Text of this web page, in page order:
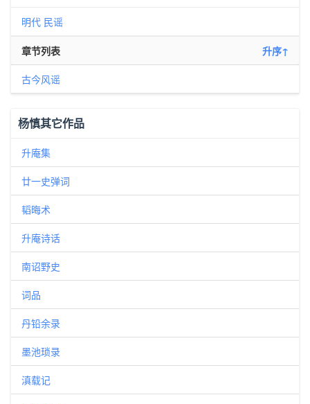
明代 民谣
章节列表 升序↑
古今风谣
杨慎其它作品
升庵集
廿一史弹词
韬晦术
升庵诗话
南诏野史
词品
丹铅余录
墨池琐录
滇载记